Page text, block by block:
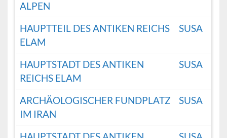
ALPEN
HAUPTTEIL DES ANTIKEN REICHS
ELAM
SUSA
HAUPTSTADT DES ANTIKEN
REICHS ELAM
SUSA
ARCHÄOLOGISCHER FUNDPLATZ
IM IRAN
SUSA